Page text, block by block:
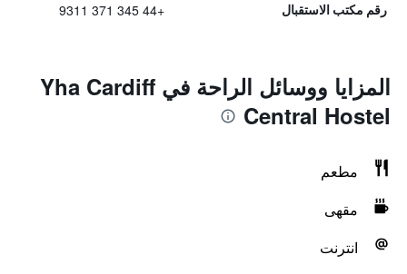
رقم مكتب الاستقبال +44 345 371 9311
المزايا ووسائل الراحة في Yha Cardiff
Central Hostel
مطعم
مقهى
انترنت